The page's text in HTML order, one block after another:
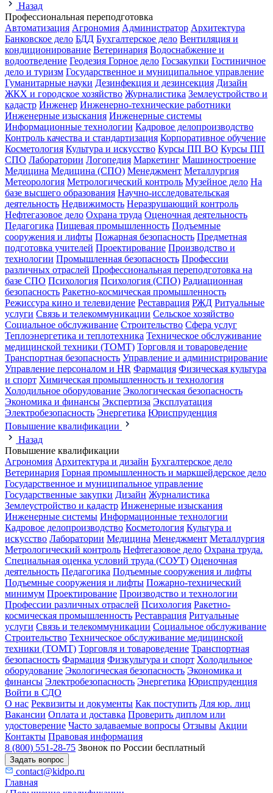
Назад
Профессиональная переподготовка
Автоматизация Агрономия Администратор Архитектура
Банковское дело БДД Бухгалтерское дело Вентиляция и
кондиционирование Ветеринария Водоснабжение и
водоотведение Геодезия Горное дело Госзакупки Гостиничное
дело и туризм Государственное и муниципальное управление
Гуманитарные науки Дезинфекция и дезинсекция Дизайн
ЖКХ и городское хозяйство Журналистика Землеустройство и
кадастр Инженер Инженерно-технические работники
Инженерные изыскания Инженерные системы
Информационные технологии Кадровое делопроизводство
Контроль качества и стандартизация Корпоративное обучение
Косметология Культура и искусство Курсы ПП ВО Курсы ПП
СПО Лаборатории Логопедия Маркетинг Машиностроение
Медицина Медицина (СПО) Менеджмент Металлургия
Метеорология Метрологический контроль Музейное дело На
базе высшего образования Научно-исследовательская
деятельность Недвижимость Неразрушающий контроль
Нефтегазовое дело Охрана труда Оценочная деятельность
Педагогика Пищевая промышленность Подъемные
сооружения и лифты Пожарная безопасность Предметная
подготовка учителей Проектирование Производство и
технологии Промышленная безопасность Профессии
различных отраслей Профессиональная переподготовка на
базе СПО Психология Психология (СПО) Радиационная
безопасность Ракетно-космическая промышленность
Режиссура кино и телевидение Реставрация РЖД Ритуальные
услуги Связь и телекоммуникации Сельское хозяйство
Социальное обслуживание Строительство Сфера услуг
Теплоэнергетика и теплотехника Техническое обслуживание
медицинской техники (ТОМТ) Торговля и товароведение
Транспортная безопасность Управление и администрирование
Управление персоналом и HR Фармация Физическая культура
и спорт Химическая промышленность и технология
Холодильное оборудование Экологическая безопасность
Экономика и финансы Экспертиза Эксплуатация
Электробезопасность Энергетика Юриспруденция
Повышение квалификации
Назад
Повышение квалификации
Агрономия Архитектура и дизайн Бухгалтерское дело
Ветеринария Горная промышленность и маркшейдерское дело
Государственное и муниципальное управление
Государственные закупки Дизайн Журналистика
Землеустройство и кадастр Инженерные изыскания
Инженерные системы Информационные технологии
Кадровое делопроизводство Косметология Культура и
искусство Лаборатории Медицина Менеджмент Металлургия
Метрологический контроль Нефтегазовое дело Охрана труда.
Специальная оценка условий труда (СОУТ) Оценочная
деятельность Педагогика Подъемные сооружения и лифты
Подъемные сооружения и лифты Пожарно-технический
минимум Проектирование Производство и технологии
Профессии различных отраслей Психология Ракетно-
космическая промышленность Реставрация Ритуальные
услуги Связь и телекоммуникации Социальное обслуживание
Строительство Техническое обслуживание медицинской
техники (ТОМТ) Торговля и товароведение Транспортная
безопасность Фармация Физкультура и спорт Холодильное
оборудование Экологическая безопасность Экономика и
финансы Электробезопасность Энергетика Юриспруденция
Войти в СДО
О нас Реквизиты и документы Как поступить Для юр. лиц
Вакансии Оплата и доставка Проверить диплом или
удостоверение Часто задаваемые вопросы Отзывы Акции
Контакты Правовая информация
8 (800) 551-28-75 Звонок по России бесплатный
Задать вопрос
contact@kidpo.ru
Главная